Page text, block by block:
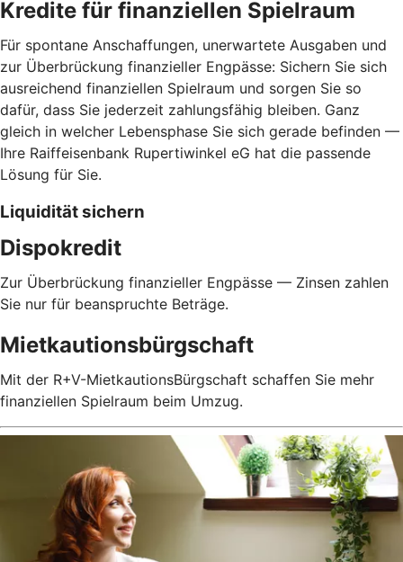
Kredite für finanziellen Spielraum
Für spontane Anschaffungen, unerwartete Ausgaben und
zur Überbrückung finanzieller Engpässe: Sichern Sie sich
ausreichend finanziellen Spielraum und sorgen Sie so
dafür, dass Sie jederzeit zahlungsfähig bleiben. Ganz
gleich in welcher Lebensphase Sie sich gerade befinden —
Ihre Raiffeisenbank Rupertiwinkel eG hat die passende
Lösung für Sie.
Liquidität sichern
Dispokredit
Zur Überbrückung finanzieller Engpässe — Zinsen zahlen
Sie nur für beanspruchte Beträge.
Mietkautionsbürgschaft
Mit der R+V-MietkautionsBürgschaft schaffen Sie mehr
finanziellen Spielraum beim Umzug.